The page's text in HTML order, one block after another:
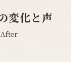
変化と声